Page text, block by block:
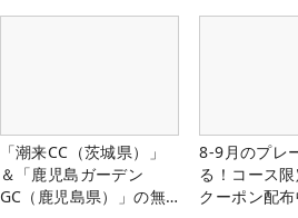
「潮来CC（茨城県）」
＆「鹿児島ガーデン
GC（鹿児島県）」の無
8-9月のプレ
る！コース
クーポン配布